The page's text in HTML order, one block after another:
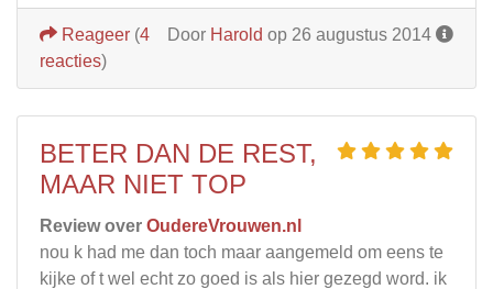
Door Harold op 26 augustus 2014
Reageer (4
reacties)
BETER DAN DE REST,
MAAR NIET TOP
Review over OudereVrouwen.nl
nou k had me dan toch maar aangemeld om eens te
kijke of t wel echt zo goed is als hier gezegd word. ik